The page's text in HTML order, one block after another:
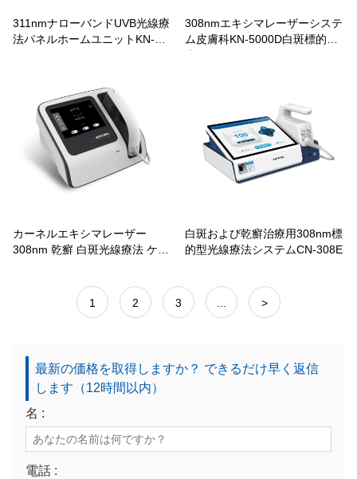
311nmナローバンドUVB光線療
法パネルホームユニットKN-
308nmエキシマレーザーシステ
ム皮膚科KN-5000D白斑標的治
カーネルエキシマレーザー
308nm 乾癬 白斑光線療法 ケニ
白斑および乾癬治療用308nm標
的型光線療法システムCN-308E
1 2 3 ... >
最新の価格を取得しますか？ できるだけ早く返信
します（12時間以内）
名 :
電話 :